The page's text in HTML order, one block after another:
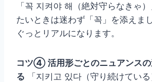
「꼭 지켜야 해（絶対守らなきゃ
たいときは迷わず「꼭」を添えま
ぐっとリアルになります。
コツ④ 活用形ごとのニュアンス
る 「지키고 있다（守り続けてい